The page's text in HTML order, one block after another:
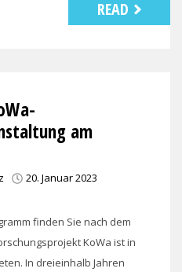
READ
am
20. Januar 2023
finden Sie nach dem
KoWa ist in
In dreieinhalb Jahren